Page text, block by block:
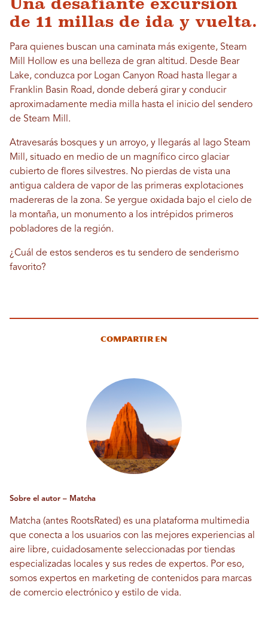
Una desafiante excursión
de 11 millas de ida y vuelta.
Para quienes buscan una caminata más exigente, Steam
Mill Hollow es una belleza de gran altitud. Desde Bear
Lake, conduzca por Logan Canyon Road hasta llegar a
Franklin Basin Road, donde deberá girar y conducir
aproximadamente media milla hasta el inicio del sendero
de Steam Mill.
Atravesarás bosques y un arroyo, y llegarás al lago Steam
Mill, situado en medio de un magnífico circo glaciar
cubierto de flores silvestres. No pierdas de vista una
antigua caldera de vapor de las primeras explotaciones
madereras de la zona. Se yergue oxidada bajo el cielo de
la montaña, un monumento a los intrépidos primeros
pobladores de la región.
¿Cuál de estos senderos es tu sendero de senderismo
favorito?
Compartir en
Sobre el autor – Matcha
Matcha (antes RootsRated) es una plataforma multimedia
que conecta a los usuarios con las mejores experiencias al
aire libre, cuidadosamente seleccionadas por tiendas
especializadas locales y sus redes de expertos. Por eso,
somos expertos en marketing de contenidos para marcas
de comercio electrónico y estilo de vida.